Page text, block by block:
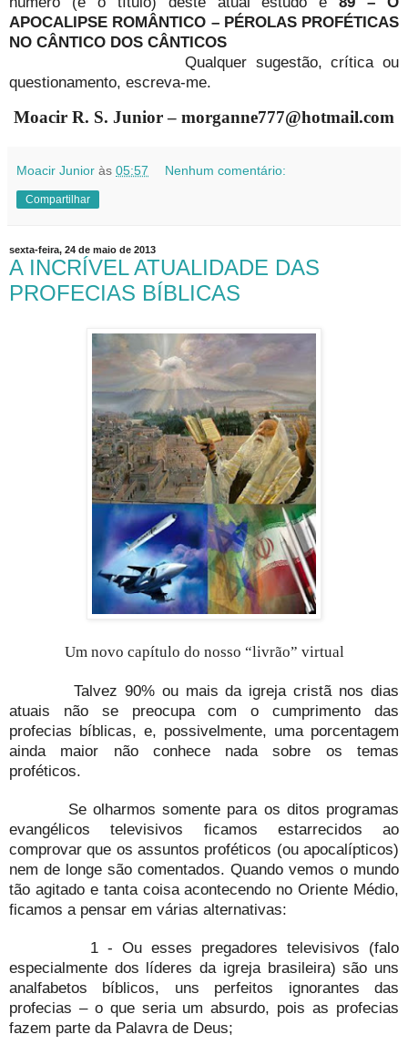
APOCALIPSE ROMÂNTICO – PÉROLAS PROFÉTICAS
NO CÂNTICO DOS CÂNTICOS
Qualquer sugestão, crítica ou
questionamento, escreva-me.
Moacir R. S. Junior – morganne777@hotmail.com
Moacir Junior às 05:57 Nenhum comentário:
Compartilhar
sexta-feira, 24 de maio de 2013
A INCRÍVEL ATUALIDADE DAS
PROFECIAS BÍBLICAS
Um novo capítulo do nosso “livrão” virtual
Talvez 90% ou mais da igreja cristã nos dias
atuais não se preocupa com o cumprimento das
profecias bíblicas, e, possivelmente, uma porcentagem
ainda maior não conhece nada sobre os temas
proféticos.
Se olharmos somente para os ditos programas
evangélicos televisivos ficamos estarrecidos ao
comprovar que os assuntos proféticos (ou apocalípticos)
nem de longe são comentados. Quando vemos o mundo
tão agitado e tanta coisa acontecendo no Oriente Médio,
ficamos a pensar em várias alternativas:
1 - Ou esses pregadores televisivos (falo
especialmente dos líderes da igreja brasileira) são uns
analfabetos bíblicos, uns perfeitos ignorantes das
profecias – o que seria um absurdo, pois as profecias
fazem parte da Palavra de Deus;